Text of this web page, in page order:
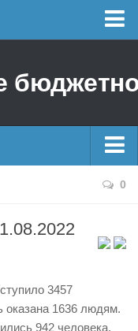
программ
0
3457
оказана 1636 людям.
942 человека,